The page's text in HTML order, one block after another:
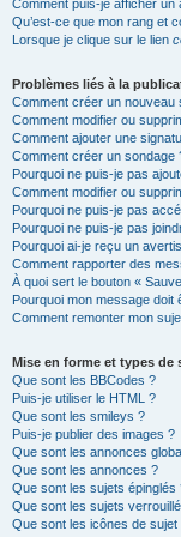
Comment puis-je afficher un
Qu’est-ce que mon rang et
Lorsque je clique sur le lien
Problèmes liés à la
Comment créer un nouveau
Comment modifier ou
Comment ajouter une
Comment créer un sondage
Pourquoi ne puis-je pas
Comment modifier ou
Pourquoi ne puis-je pas
Pourquoi ne puis-je pas
Pourquoi ai-je reçu un
Comment rapporter des
À quoi sert le bouton «
Pourquoi mon message doit
Comment remonter mon
Mise en forme et types de
Que sont les BBCodes ?
Puis-je utiliser le HTML ?
Que sont les smileys ?
Puis-je publier des images ?
Que sont les annonces
Que sont les annonces ?
Que sont les sujets épinglés
Que sont les sujets
Que sont les icônes de sujet